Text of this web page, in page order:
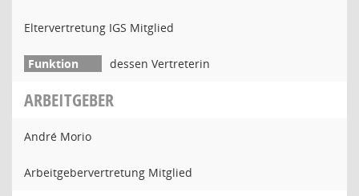
Eltervertretung IGS Mitglied
dessen Vertreterin
ARBEITGEBER
André Morio
Arbeitgebervertretung Mitglied